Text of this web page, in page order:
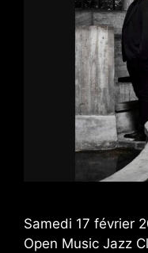
Samedi 17 février
Open Music Jazz